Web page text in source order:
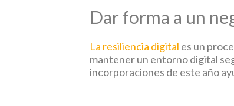
Dar forma a un
La resiliencia digital es un
mantener un entorno digital
incorporaciones de este año